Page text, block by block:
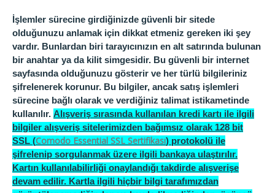
İşlemler sürecine girdiğinizde güvenli bir sitede
olduğunuzu anlamak için dikkat etmeniz gereken iki şey
vardır. Bunlardan biri tarayıcınızın en alt satırında bulunan
bir anahtar ya da kilit simgesidir. Bu güvenli bir internet
sayfasında olduğunuzu gösterir ve her türlü bilgileriniz
şifrelenerek korunur. Bu bilgiler, ancak satış işlemleri
sürecine bağlı olarak ve verdiğiniz talimat istikametinde
kullanılır. Alışveriş sırasında kullanılan kredi kartı ile ilgili
bilgiler alışveriş sitelerimizden bağımsız olarak 128 bit
SSL (Comodo Essential SSL Sertifikası) protokolü ile
şifrelenip sorgulanmak üzere ilgili bankaya ulaştırılır.
Kartın kullanılabilirliği onaylandığı takdirde alışverişe
devam edilir. Kartla ilgili hiçbir bilgi tarafımızdan